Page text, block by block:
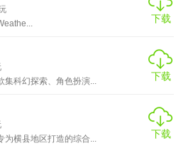
下载
科幻探索、角色扮演...
下载
横县地区打造的综合...
下载